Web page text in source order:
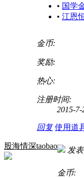
• 国学
• 江恩
金币:
奖励:
热心:
注册时间:
2015-7-
回复 使用道
股海情深taobao 发
金币: